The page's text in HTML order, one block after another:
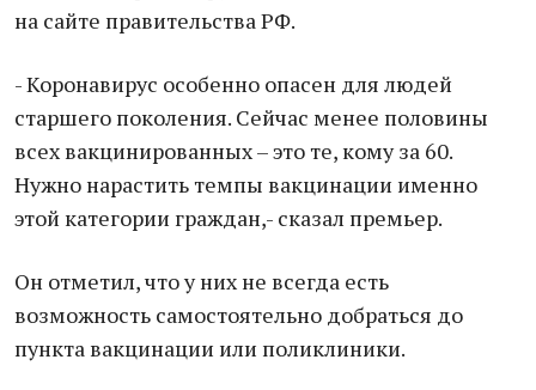
на сайте правительства РФ.
- Коронавирус особенно опасен для людей
старшего поколения. Сейчас менее половины
всех вакцинированных – это те, кому за 60.
Нужно нарастить темпы вакцинации именно
этой категории граждан,- сказал премьер.
Он отметил, что у них не всегда есть
возможность самостоятельно добраться до
пункта вакцинации или поликлиники.